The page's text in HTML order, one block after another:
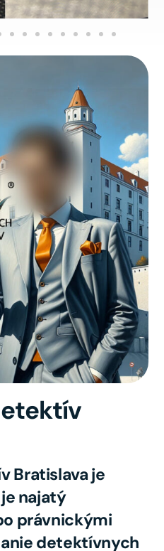
Bratislava je
najatý
právnickými
detektívnych